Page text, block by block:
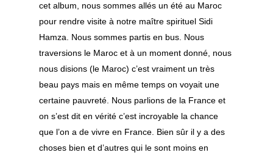
cet album, nous sommes allés un été au Maroc
pour rendre visite à notre maître spirituel Sidi
Hamza. Nous sommes partis en bus. Nous
traversions le Maroc et à un moment donné, nous
nous disions (le Maroc) c’est vraiment un très
beau pays mais en même temps on voyait une
certaine pauvreté. Nous parlions de la France et
on s’est dit en vérité c’est incroyable la chance
que l’on a de vivre en France. Bien sûr il y a des
choses bien et d’autres qui le sont moins en